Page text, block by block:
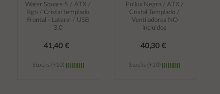
Water Square 5 / ATX /
Rgb / Cristal templado
Frontal - Lateral / USB
3.0
41,40 €
Stocks (+10)
Pollux Negra / ATX /
Cristal Templado /
Ventiladores NO
incluidos
40,30 €
Stocks (+10)